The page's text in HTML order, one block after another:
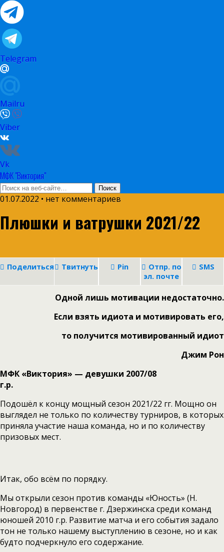
Telegram
Mailru
Viber
Vk
МФК "Виктория"
01.07.2022 • нет комментариев
Плюшки и ватрушки 2021/22
Поделиться Твитнуть Pin
Отпр. по
эл. почте
SMS
Одной лишь мотивации недостаточно.
Если взять идиота и мотивировать его,
то получится мотивированный идиот
Джим Рон
МФК «Виктория» — девушки 2007/08
г.р.
Подошёл к концу мощный сезон 2021/22 гг. Мощно он
выглядел не только по количеству турниров, в которых
приняла участие наша команда, но и по количеству
призовых мест.
Итак, обо всём по порядку.
Мы открыли сезон против команды «Юность» (Н.
Новгород) в первенстве г. Дзержинска среди команд
юношей 2010 г.р. Развитие матча и его события задало
тон не только нашему выступлению в сезоне, но и как
будто подчеркнуло его содержание.